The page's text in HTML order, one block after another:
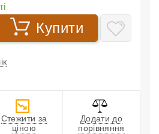
Купити
Стежити за
ціною
Додати до
порівняння